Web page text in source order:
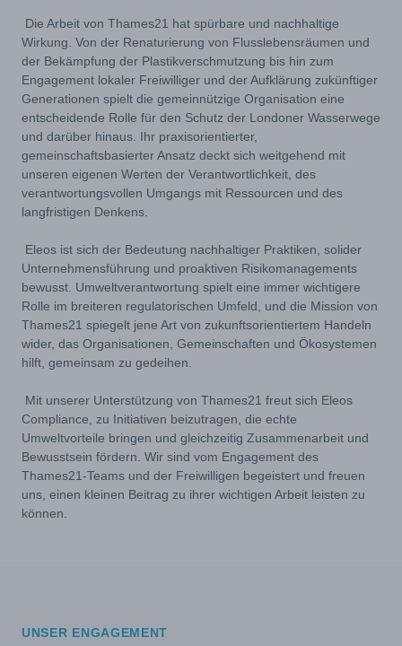
Die Arbeit von Thames21 hat spürbare und nachhaltige
Wirkung. Von der Renaturierung von Flusslebensräumen und
der Bekämpfung der Plastikverschmutzung bis hin zum
Engagement lokaler Freiwilliger und der Aufklärung zukünftiger
Generationen spielt die gemeinnützige Organisation eine
entscheidende Rolle für den Schutz der Londoner Wasserwege
und darüber hinaus. Ihr praxisorientierter,
gemeinschaftsbasierter Ansatz deckt sich weitgehend mit
unseren eigenen Werten der Verantwortlichkeit, des
verantwortungsvollen Umgangs mit Ressourcen und des
langfristigen Denkens.
Eleos ist sich der Bedeutung nachhaltiger Praktiken, solider
Unternehmensführung und proaktiven Risikomanagements
bewusst. Umweltverantwortung spielt eine immer wichtigere
Rolle im breiteren regulatorischen Umfeld, und die Mission von
Thames21 spiegelt jene Art von zukunftsorientiertem Handeln
wider, das Organisationen, Gemeinschaften und Ökosystemen
hilft, gemeinsam zu gedeihen.
Mit unserer Unterstützung von Thames21 freut sich Eleos
Compliance, zu Initiativen beizutragen, die echte
Umweltvorteile bringen und gleichzeitig Zusammenarbeit und
Bewusstsein fördern. Wir sind vom Engagement des
Thames21-Teams und der Freiwilligen begeistert und freuen
uns, einen kleinen Beitrag zu ihrer wichtigen Arbeit leisten zu
können.
UNSER ENGAGEMENT